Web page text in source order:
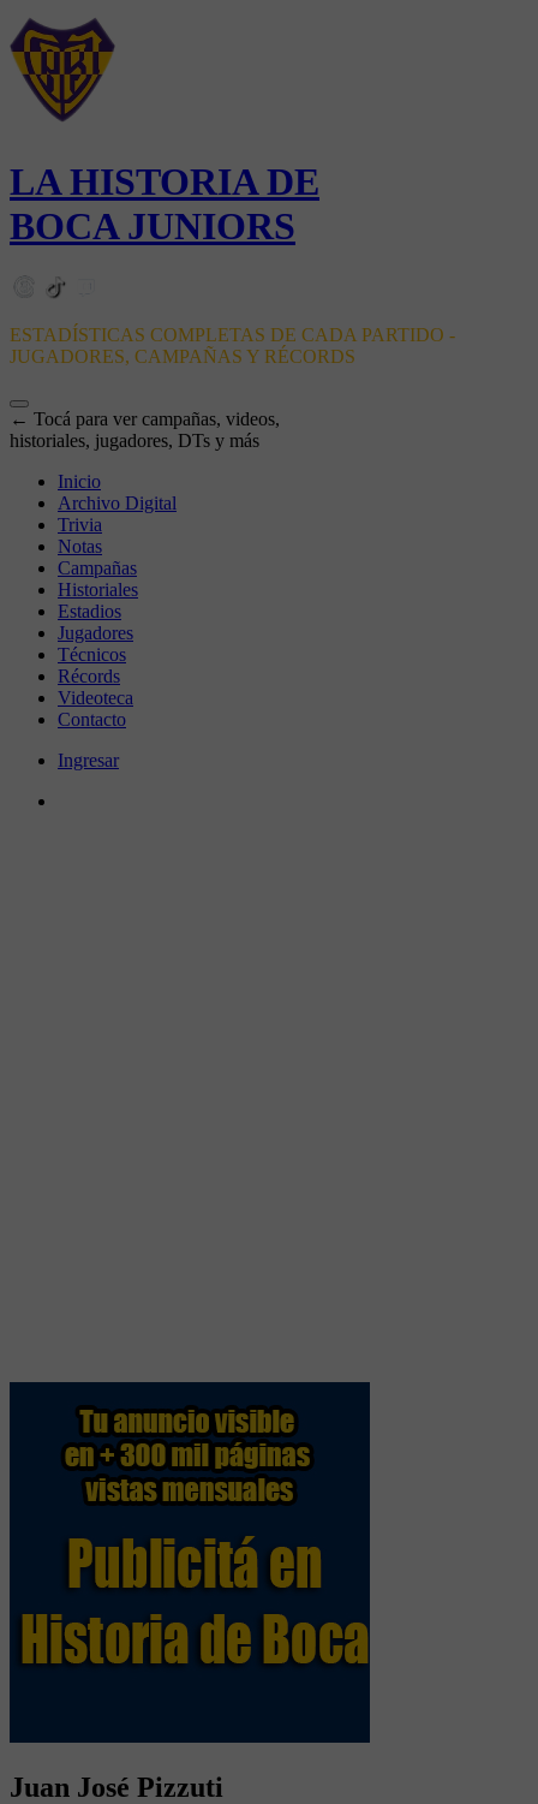
LA HISTORIA DE
BOCA JUNIORS
ESTADÍSTICAS COMPLETAS DE CADA PARTIDO -
JUGADORES, CAMPAÑAS Y RÉCORDS
← Tocá para ver campañas, videos,
historiales, jugadores, DTs y más
Inicio
Archivo Digital
Trivia
Notas
Campañas
Historiales
Estadios
Jugadores
Técnicos
Récords
Videoteca
Contacto
Ingresar
Juan José Pizzuti